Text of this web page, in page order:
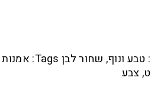
טבע ונוף, שחור לבן Tags:
,צבע